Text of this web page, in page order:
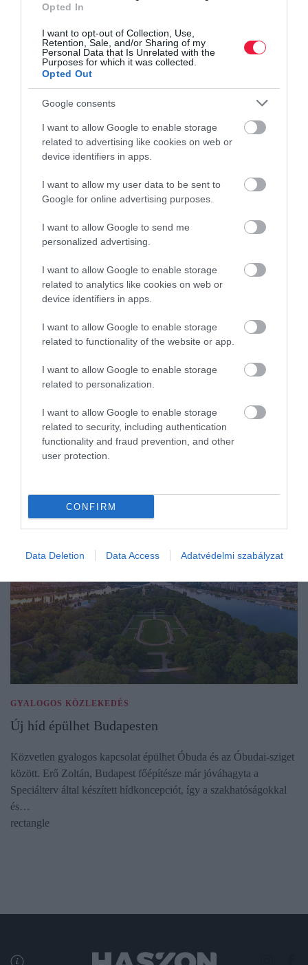
Opted In
I want to opt-out of Collection, Use,
Retention, Sale, and/or Sharing of my
Personal Data that Is Unrelated with the
Purposes for which it was collected.
Opted Out
Google consents
I want to allow Google to enable storage
related to advertising like cookies on web or
device identifiers in apps.
I want to allow my user data to be sent to
Google for online advertising purposes.
I want to allow Google to send me
personalized advertising.
I want to allow Google to enable storage
related to analytics like cookies on web or
device identifiers in apps.
I want to allow Google to enable storage
related to functionality of the website or app.
I want to allow Google to enable storage
related to personalization.
I want to allow Google to enable storage
related to security, including authentication
functionality and fraud prevention, and other
user protection.
CONFIRM
Data Deletion Data Access Adatvédelmi szabályzat
Több mint 60 hazai vállalat mintegy 800 középvezetőjének
béradatait vizsgálta meg az RSM Hungary. A 800 ezer és 1,2
millió forint közötti havi bruttó fizetési sávban dolgozó
alkalmazottak esetében a…
GYALOGOS KÖZLEKEDÉS
Új híd épülhet Budapesten
Közvetlen gyalogos kapcsolat épülhet Óbuda és az Óbudai-sziget
között. Erő Zoltán, Budapest főépítésze már jóváhagyta a
Speciálterv által készített hídkoncepciót, így a szakhatóságokkal
és…
rectangle